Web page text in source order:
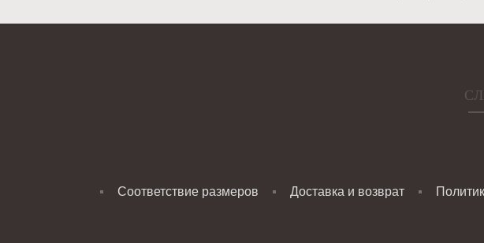
Соответствие размеров Доставка и возврат